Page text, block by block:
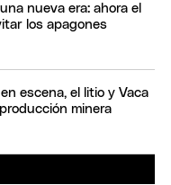
nueva era: ahora el
los apagones
escena, el litio y Vaca
minera